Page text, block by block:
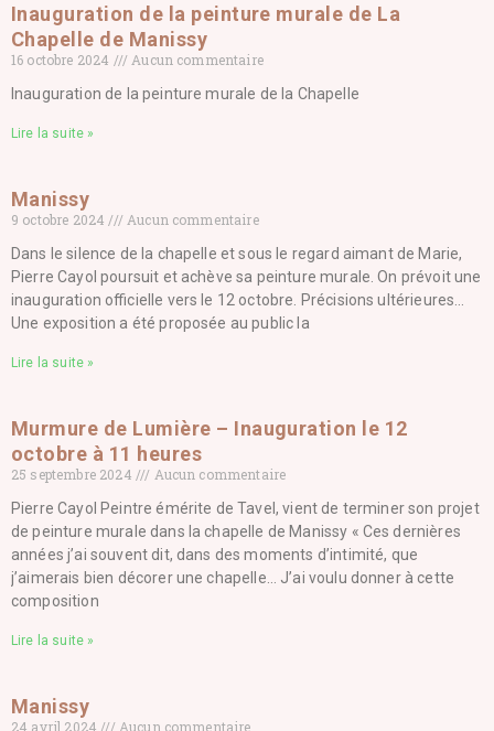
Inauguration de la peinture murale de La
Chapelle de Manissy
16 octobre 2024
Aucun commentaire
Inauguration de la peinture murale de la Chapelle
Lire la suite »
Manissy
9 octobre 2024
Aucun commentaire
Dans le silence de la chapelle et sous le regard aimant de Marie,
Pierre Cayol poursuit et achève sa peinture murale. On prévoit une
inauguration officielle vers le 12 octobre. Précisions ultérieures…
Une exposition a été proposée au public la
Lire la suite »
Murmure de Lumière – Inauguration le 12
octobre à 11 heures
25 septembre 2024
Aucun commentaire
Pierre Cayol Peintre émérite de Tavel, vient de terminer son projet
de peinture murale dans la chapelle de Manissy « Ces dernières
années j’ai souvent dit, dans des moments d’intimité, que
j’aimerais bien décorer une chapelle… J’ai voulu donner à cette
composition
Lire la suite »
Manissy
24 avril 2024
Aucun commentaire